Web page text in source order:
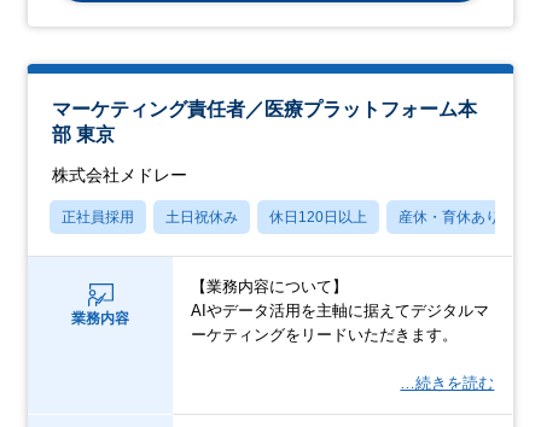
マーケティング責任者／医療プラットフォーム本
部 東京
株式会社メドレー
正社員採用 土日祝休み 休日120日以上 産休・育休あり
業務内容
【業務内容について】
AIやデータ活用を主軸に据えてデジタルマ
ーケティングをリードいただきます。
…続きを読む